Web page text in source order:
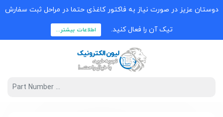
دوستان عزیز در صورت نیاز به فاکتور کاغذی حتما در مراحل ثبت سفارش
تیک آن را فعال کنید. اطلاعات بیشتر...